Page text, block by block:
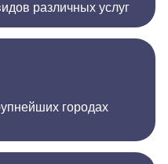
различных услуг
городах